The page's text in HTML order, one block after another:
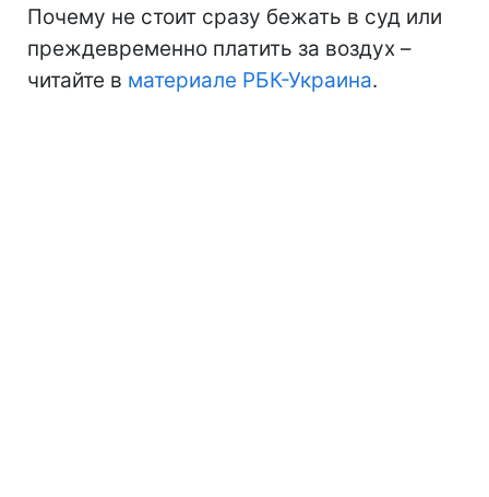
Почему не стоит сразу бежать в суд или
преждевременно платить за воздух –
читайте в материале РБК-Украина.